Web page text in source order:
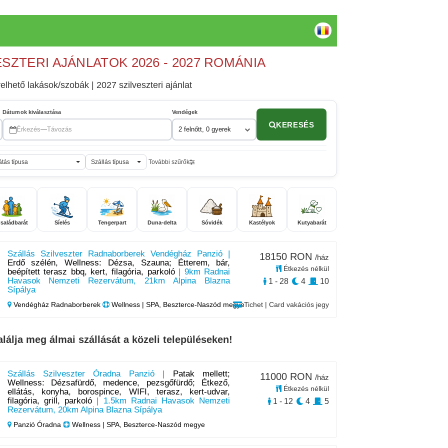
AJÁNLATOK 2026 - 2027 ROMÁNIA
lakások/szobák | 2027 szilveszteri ajánlat
Dátumok kiválasztása
Érkezés—Távozás
Vendégek
2 felnőtt, 0 gyerek
KERESÉS
típusa Szállás típusa További szűrők
Síelés Tengerpart Duna-delta Sóvidék Kastélyok Kutyabarát
Szállás Szilveszter Radnaborberek Vendégház Panzió |
Erdő szélén, Wellness: Dézsa, Szauna; Étterem, bár,
beépített terasz bbq, kert, filagória, parkoló| 9km Radnai
Havasok Nemzeti Rezervátum, 21km Alpina Blazna
Sípálya
Vendégház Radnaborberek Wellness | SPA, Beszterce-Naszód megyeTichet | Card vakációs jegy
18150 RON /ház
Étkezés nélkül
1 - 28 4 10
meg álmai szállását a közeli településeken!
Szállás Szilveszter Óradna Panzió |
Patak mellett;
Wellness: Dézsafürdő, medence, pezsgőfürdő; Étkező,
ellátás, konyha, borospince, WIFI, terasz, kert-udvar,
filagória, grill, parkoló | 1.5km Radnai Havasok Nemzeti
Rezervátum, 20km Alpina Blazna Sípálya
Panzió Óradna Wellness | SPA, Beszterce-Naszód megye
11000 RON /ház
Étkezés nélkül
1 - 12 4 5